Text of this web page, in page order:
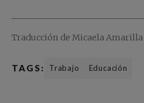
Traducción de Micaela Amarilla
TAGS: Trabajo Educación